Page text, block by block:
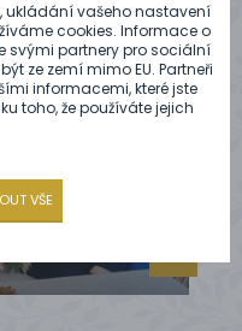
Koruna:
ukládání vašeho nastavení
cookies. Informace o
svými partnery pro sociální
ze zemí mimo EU. Partneři
informacemi, které jste
toho, že používáte jejich
VŠE